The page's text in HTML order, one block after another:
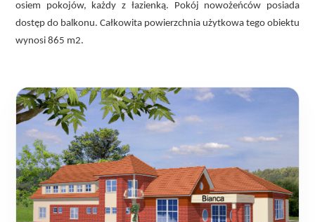
osiem pokojów, każdy z łazienką. Pokój nowożeńców posiada
dostęp do balkonu. Całkowita powierzchnia użytkowa tego obiektu
wynosi 865 m2.